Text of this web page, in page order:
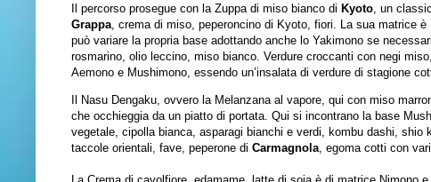
Il percorso prosegue con la Zuppa di miso bianco di Kyoto , un
Grappa , crema di miso, peperoncino di Kyoto, fiori. La sua matrice
può variare la propria base adottando anche lo Yakimono se
rosmarino, olio leccino, miso bianco. Verdure croccanti con negi
Aemono e Mushimono, essendo un’insalata di verdure di stagione
Il Nasu Dengaku, ovvero la Melanzana al vapore, qui con miso
che occhieggia da un piatto di portata. Qui si incontrano la base
vegetale, cipolla bianca, asparagi bianchi e verdi, kombu dashi,
taccole orientali, fave, peperone di Carmagnola , egoma cotti con